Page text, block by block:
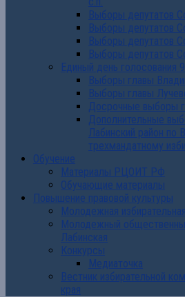
Выборы депутатов
Выборы депутатов
Выборы депутатов
Выборы депутатов
Единый день голосования
Выборы главы
Выборы главы
Досрочные выборы
Дополнительные
Лабинский район по
трехмандатному
Обучение
Материалы РЦОИТ РФ
Обучающие материалы
Повышение правовой культуры
Молодежная
Молодежный
Лабинская
Конкурсы
Медиаточка
Вестник избирательной
края